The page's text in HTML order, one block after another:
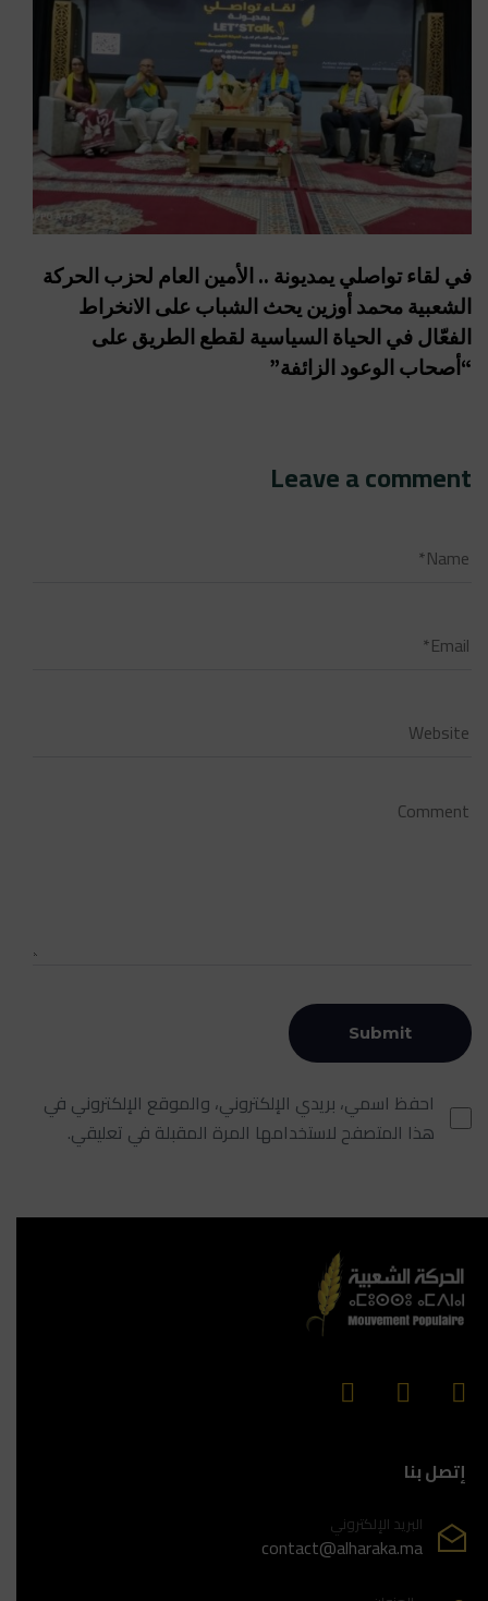
في لقاء تواصلي يمديونة .. الأمين العام لحزب الحركة
الشعبية محمد أوزين يحث الشباب على الانخراط
الفعّال في الحياة السياسية لقطع الطريق على
“أصحاب الوعود الزائفة”
Leave a comment
احفظ اسمي، بريدي الإلكتروني، والموقع الإلكتروني في
هذا المتصفح لاستخدامها المرة المقبلة في تعليقي.
إتصل بنا
البريد الإلكتروني
contact@alharaka.ma